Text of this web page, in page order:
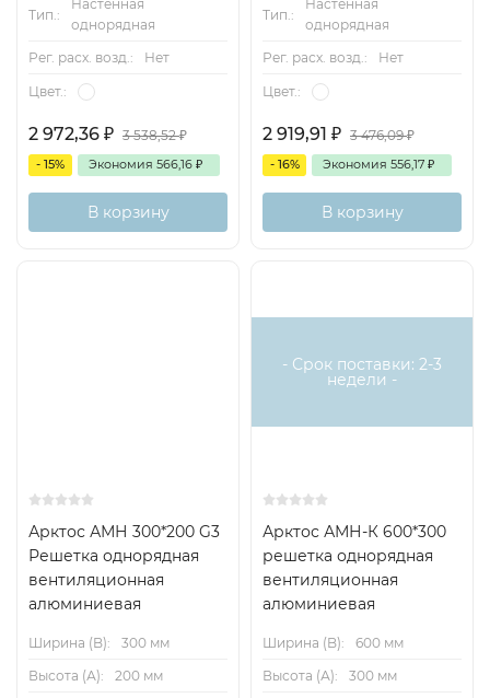
Тип.:
Настенная
однорядная
Рег. расх. возд.:
Нет
Цвет.:
2 972,36 ₽ 3 538,52₽
- 15% Экономия 566,16 ₽
В корзину
Тип.:
Настенная
однорядная
Рег. расх. возд.:
Нет
Цвет.:
2 919,91 ₽ 3 476,09₽
- 16% Экономия 556,17 ₽
В корзину
Арктос АМН 300*200 G3
Решетка однорядная
вентиляционная
алюминиевая
Ширина (B):
300 мм
Высота (А):
200 мм
- Срок поставки: 2-3
недели -
Арктос АМН-К 600*300
решетка однорядная
вентиляционная
алюминиевая
Ширина (B):
600 мм
Высота (А):
300 мм